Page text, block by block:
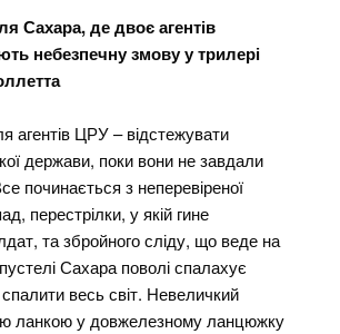
Сахара, де двоє агентів
небезпечну змову у трилері
агентів ЦРУ – відстежувати
держави, поки вони не завдали
починається з неперевіреної
перестрілки, у якій гине
та збройного сліду, що веде на
Сахара поволі спалахує
весь світ. Невеличкий
ланкою у довжелезному ланцюжку